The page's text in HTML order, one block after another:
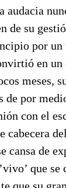
audacia
de su
por un
en un
meses,
de por
con el
cabecera
cansa de
que se